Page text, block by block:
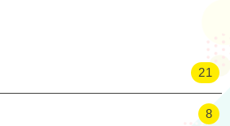
21
8